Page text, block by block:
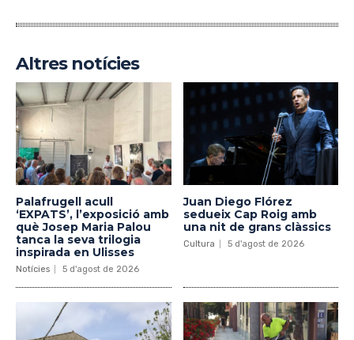
Altres notícies
Palafrugell acull
‘EXPATS’, l’exposició amb
què Josep Maria Palou
tanca la seva trilogia
inspirada en Ulisses
Notícies 5 d'agost de 2026
Juan Diego Flórez
sedueix Cap Roig amb
una nit de grans clàssics
Cultura 5 d'agost de 2026